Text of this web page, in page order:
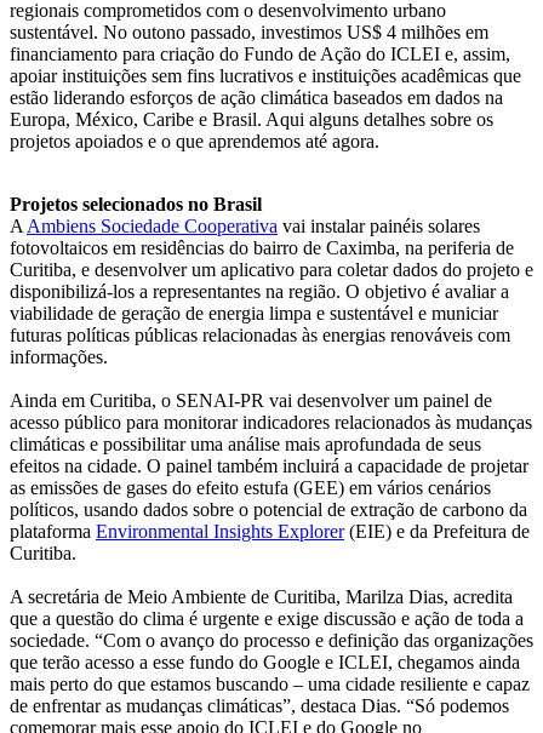
regionais comprometidos com o desenvolvimento urbano
sustentável. No outono passado, investimos US$ 4 milhões em
financiamento para criação do Fundo de Ação do ICLEI e, assim,
apoiar instituições sem fins lucrativos e instituições acadêmicas que
estão liderando esforços de ação climática baseados em dados na
Europa, México, Caribe e Brasil. Aqui alguns detalhes sobre os
projetos apoiados e o que aprendemos até agora.
Projetos selecionados no Brasil
AAmbiens Sociedade Cooperativa vai instalar painéis solares
fotovoltaicos em residências do bairro de Caximba, na periferia de
Curitiba, e desenvolver um aplicativo para coletar dados do projeto e
disponibilizá-los a representantes na região. O objetivo é avaliar a
viabilidade de geração de energia limpa e sustentável e municiar
futuras políticas públicas relacionadas às energias renováveis com
informações.
Ainda em Curitiba, o SENAI-PR vai desenvolver um painel de
acesso público para monitorar indicadores relacionados às mudanças
climáticas e possibilitar uma análise mais aprofundada de seus
efeitos na cidade. O painel também incluirá a capacidade de projetar
as emissões de gases do efeito estufa (GEE) em vários cenários
políticos, usando dados sobre o potencial de extração de carbono da
plataforma Environmental Insights Explorer(EIE) e da Prefeitura de
Curitiba.
A secretária de Meio Ambiente de Curitiba, Marilza Dias, acredita
que a questão do clima é urgente e exige discussão e ação de toda a
sociedade. “Com o avanço do processo e definição das organizações
que terão acesso a esse fundo do Google e ICLEI, chegamos ainda
mais perto do que estamos buscando – uma cidade resiliente e capaz
de enfrentar as mudanças climáticas”, destaca Dias. “Só podemos
comemorar mais esse apoio do ICLEI e do Google no